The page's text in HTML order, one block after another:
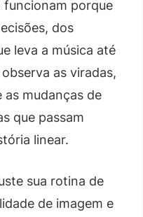
funcionam porque
dos
leva a música até
as viradas,
mudanças de
que passam
linear.
sua rotina de
de imagem e